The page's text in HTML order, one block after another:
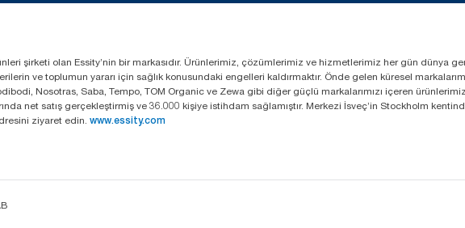
şirketi olan Essity’nin bir markasıdır. Ürünlerimiz, çözümlerimiz ve hizmetlerimiz her gün dünya
ve toplumun yararı için sağlık konusundaki engelleri kaldırmaktır. Önde gelen küresel
Nosotras, Saba, Tempo, TOM Organic ve Zewa gibi diğer güçlü markalarımızı içeren
net satış gerçekleştirmiş ve 36.000 kişiye istihdam sağlamıştır. Merkezi İsveç’in Stockholm
ziyaret edin. www.essity.com